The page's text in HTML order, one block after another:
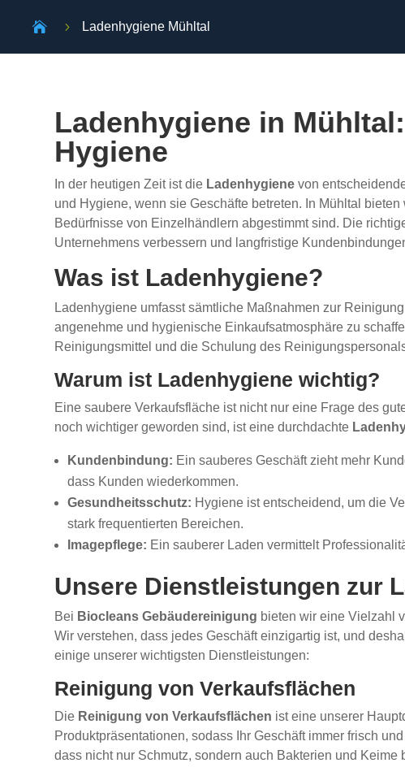
 5 Ladenhygiene Mühltal
Ladenhygiene in
Hygiene
In der heutigen Zeit ist die Ladenhygiene von
und Hygiene, wenn sie Geschäfte betreten. In Mühltal bieten
Bedürfnisse von Einzelhändlern abgestimmt sind. Die
Unternehmens verbessern und langfristige
Was ist Ladenhygiene?
Ladenhygiene umfasst sämtliche Maßnahmen zur
angenehme und hygienische Einkaufsatmosphäre zu
Reinigungsmittel und die Schulung des
Warum ist Ladenhygiene wichtig?
Eine saubere Verkaufsfläche ist nicht nur eine Frage des
noch wichtiger geworden sind, ist eine durchdachte
Kundenbindung: Ein sauberes Geschäft zieht mehr
dass Kunden wiederkommen.
Gesundheitsschutz: Hygiene ist entscheidend, um die
stark frequentierten Bereichen.
Imagepflege: Ein sauberer Laden vermittelt
Unsere Dienstleistungen zur
Bei Biocleans Gebäudereinigung bieten wir eine Vielzahl
Wir verstehen, dass jedes Geschäft einzigartig ist, und
einige unserer wichtigsten Dienstleistungen:
Reinigung von Verkaufsflächen
Die Reinigung von Verkaufsflächen ist eine unserer
Produktpräsentationen, sodass Ihr Geschäft immer frisch
dass nicht nur Schmutz, sondern auch Bakterien und Keime